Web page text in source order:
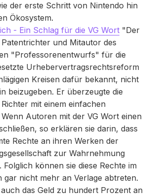
der erste Schritt von Nintendo hin
Ökosystem.
- Ein Schlag für die VG Wort "Der
und Mitautor des
"Professorenentwurfs" für die
Urhebervertragsrechtsreform
Kreisen dafür bekannt, nicht
beizugeben. Er überzeugte die
mit einem einfachen
Autoren mit der VG Wort einen
so erklären sie darin, dass
Rechte an ihren Werken der
zur Wahrnehmung
Folglich können sie diese Rechte im
gar nicht mehr an Verlage abtreten.
das Geld zu hundert Prozent an